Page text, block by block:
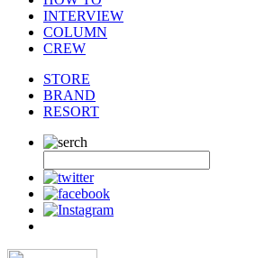
INTERVIEW
COLUMN
CREW
STORE
BRAND
RESORT